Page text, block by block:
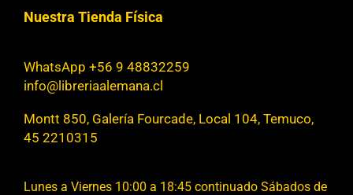
Nuestra Tienda Física
WhatsApp +56 9 48832259
info@libreriaalemana.cl
Montt 850, Galería Fourcade, Local 104, Temuco,
45 2210315
Lunes a Viernes 10:00 a 18:45 continuado Sábados de